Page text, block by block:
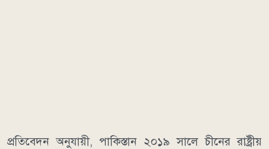
প্রতিবেদন অনুযায়ী, পাকিস্তান ২০১৯ সালে চীনের রাষ্ট্রীয়